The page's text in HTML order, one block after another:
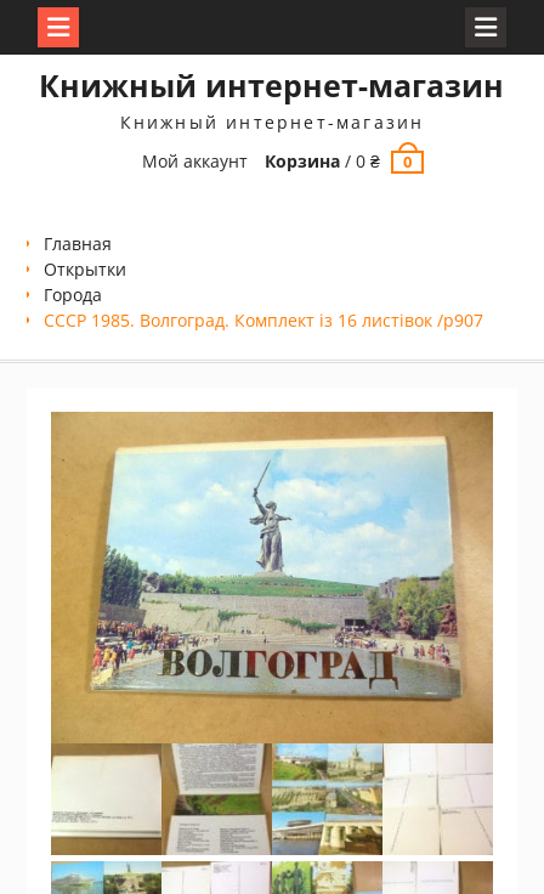
Книжный интернет-магазин
Книжный интернет-магазин
Мой аккаунт
Корзина /0₴ 0
Главная
Открытки
Города
СССР 1985. Волгоград. Комплект із 16 листівок /р907